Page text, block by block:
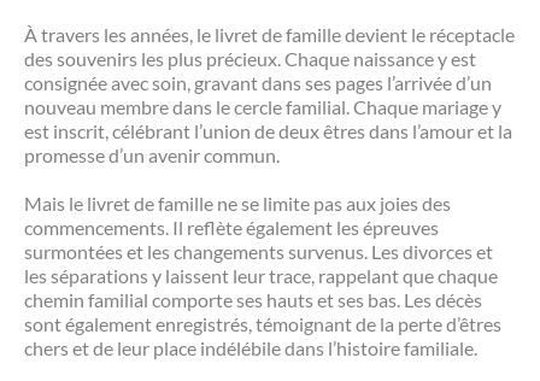
À travers les années, le livret de famille devient le réceptacle
des souvenirs les plus précieux. Chaque naissance y est
consignée avec soin, gravant dans ses pages l’arrivée d’un
nouveau membre dans le cercle familial. Chaque mariage y
est inscrit, célébrant l’union de deux êtres dans l’amour et la
promesse d’un avenir commun.
Mais le livret de famille ne se limite pas aux joies des
commencements. Il reflète également les épreuves
surmontées et les changements survenus. Les divorces et
les séparations y laissent leur trace, rappelant que chaque
chemin familial comporte ses hauts et ses bas. Les décès
sont également enregistrés, témoignant de la perte d’êtres
chers et de leur place indélébile dans l’histoire familiale.